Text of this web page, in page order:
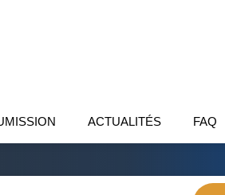
ACTUALITÉS FAQ